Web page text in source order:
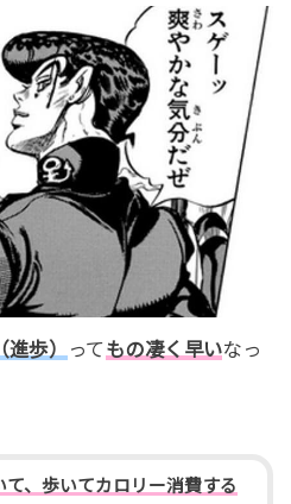
歩） ってもの凄く早いなっ
て、歩いてカロリー消費する